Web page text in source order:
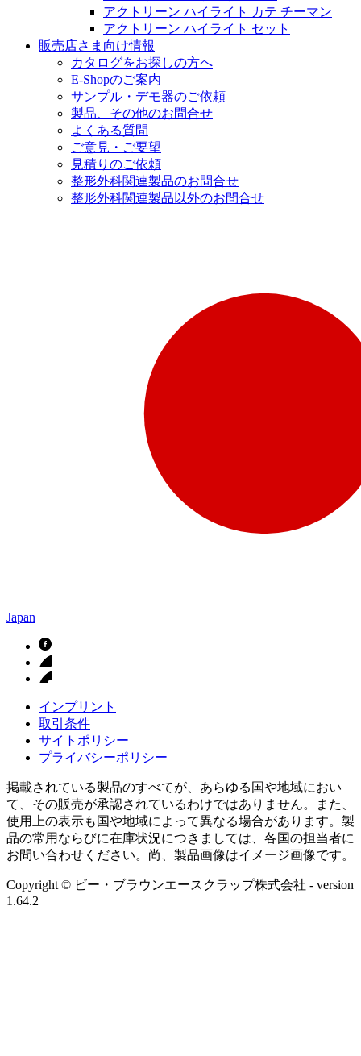
アクトリーン ハイライト カテ チーマン
アクトリーン ハイライト セット
販売店さま向け情報
カタログをお探しの方へ
E-Shopのご案内
サンプル・デモ器のご依頼
製品、その他のお問合せ
よくある質問
ご意見・ご要望
見積りのご依頼
整形外科関連製品のお問合せ
整形外科関連製品以外のお問合せ
Japan
インプリント
取引条件
サイトポリシー
プライバシーポリシー
掲載されている製品のすべてが、あらゆる国や地域におい
て、その販売が承認されているわけではありません。また、
使用上の表示も国や地域によって異なる場合があります。製
品の常用ならびに在庫状況につきましては、各国の担当者に
お問い合わせください。尚、製品画像はイメージ画像です。
Copyright © ビー・ブラウンエースクラップ株式会社 - version
1.64.2